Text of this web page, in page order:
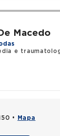
Macedo
e
• Mapa